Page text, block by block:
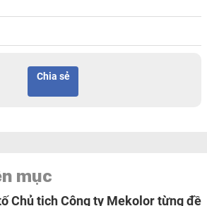
Chia sẻ
mục
Chủ tịch Công ty Mekolor từng đề